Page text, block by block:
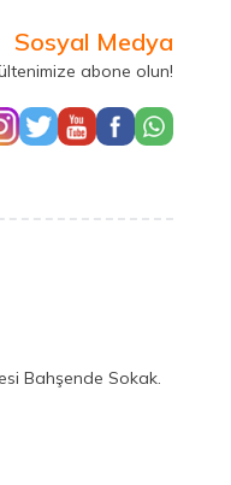
Sosyal Medya
abone olun!
Bahşende Sokak.